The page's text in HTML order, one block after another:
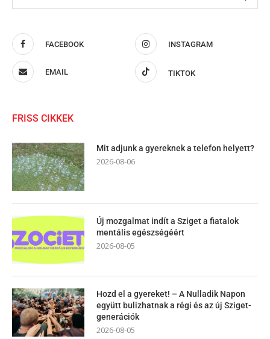
FACEBOOK INSTAGRAM
EMAIL TIKTOK
FRISS CIKKEK
Mit adjunk a gyereknek a telefon helyett?
2026-08-06
Új mozgalmat indít a Sziget a fiatalok
mentális egészségéért
2026-08-05
Hozd el a gyereket! – A Nulladik Napon
együtt bulizhatnak a régi és az új Sziget-
generációk
2026-08-05